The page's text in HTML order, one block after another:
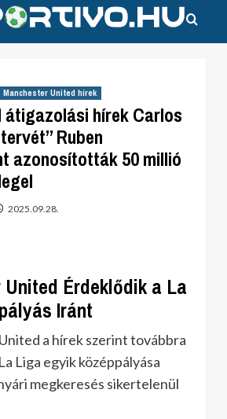
Manchester United hírek
átigazolási hírek Carlos
Ruben
azonosították 50 millió
2025.09.28.
Érdeklődik a La
Iránt
a hírek szerint továbbra
Liga egyik középpályása
megkeresés sikertelenül